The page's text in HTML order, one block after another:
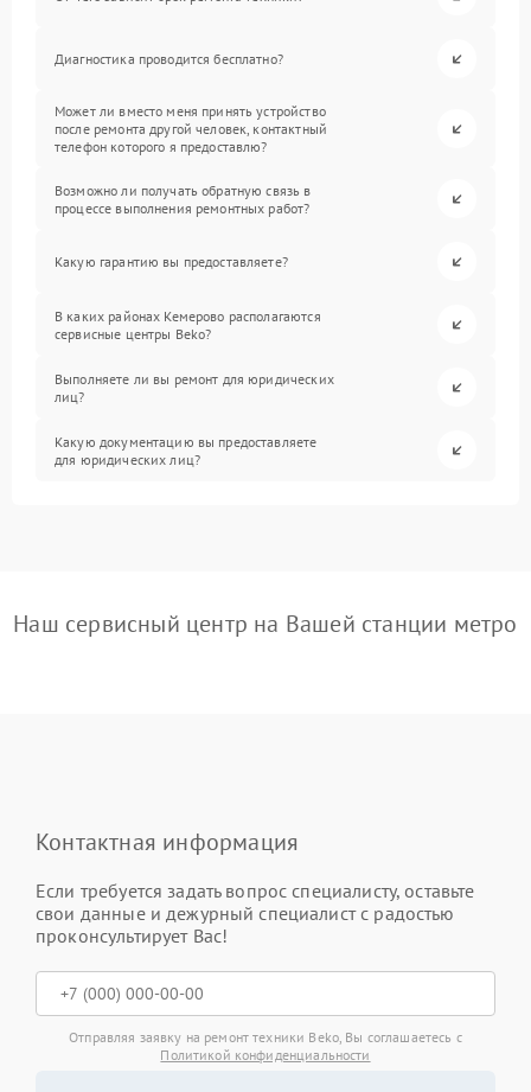
Диагностика проводится бесплатно?
Может ли вместо меня принять устройство
после ремонта другой человек, контактный
телефон которого я предоставлю?
Возможно ли получать обратную связь в
процессе выполнения ремонтных работ?
Какую гарантию вы предоставляете?
В каких районах Кемерово располагаются
сервисные центры Beko?
Выполняете ли вы ремонт для юридических
лиц?
Какую документацию вы предоставляете
для юридических лиц?
Наш сервисный центр на Вашей станции метро
Контактная информация
Если требуется задать вопрос специалисту, оставьте
свои данные и дежурный специалист с радостью
проконсультирует Вас!
Отправляя заявку на ремонт техники Beko, Вы соглашаетесь с
Политикой конфиденциальности